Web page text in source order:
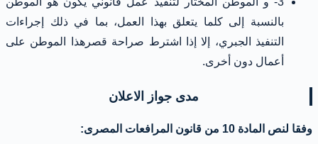
بالنسبة إلى كلما يتعلق بهذا العمل، بما في ذلك إجراءات
التنفيذ الجبري، إلا إذا اشترط صراحة قصرهذا الموطن على
أعمال دون أخرى.
مدى جواز الاعلان
وفقا لنص المادة 10 من قانون المرافعات المصرى: